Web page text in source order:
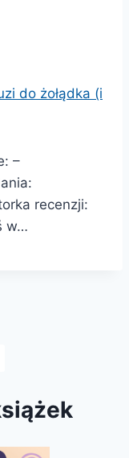
do żołądka (i
–
recenzji:
w…